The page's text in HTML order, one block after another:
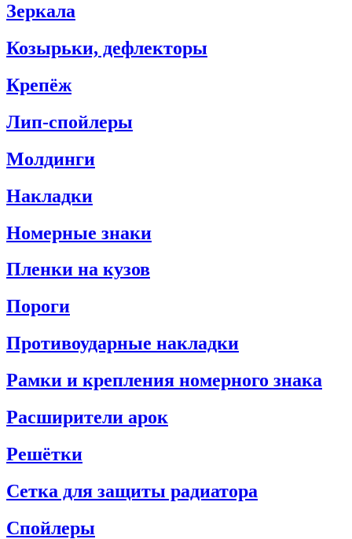
Зеркала
Козырьки, дефлекторы
Крепёж
Лип-спойлеры
Молдинги
Накладки
Номерные знаки
Пленки на кузов
Пороги
Противоударные накладки
Рамки и крепления номерного знака
Расширители арок
Решётки
Сетка для защиты радиатора
Спойлеры